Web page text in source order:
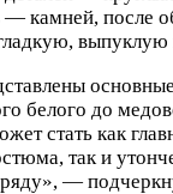
камней, после
выпуклую
белого до
стать как
так и
—